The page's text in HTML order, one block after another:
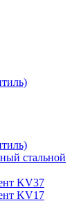
стальной
KV37
KV17